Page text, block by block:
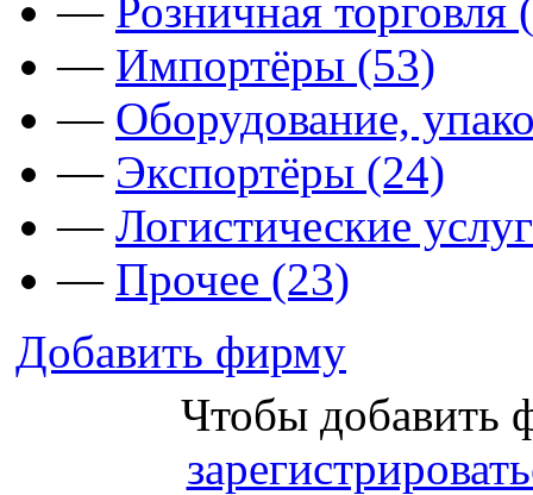
— Розничная торговля
— Импортёры (53)
— Оборудование,
— Экспортёры (24)
— Логистические
— Прочее (23)
Добавить фирму
Чтобы добавить